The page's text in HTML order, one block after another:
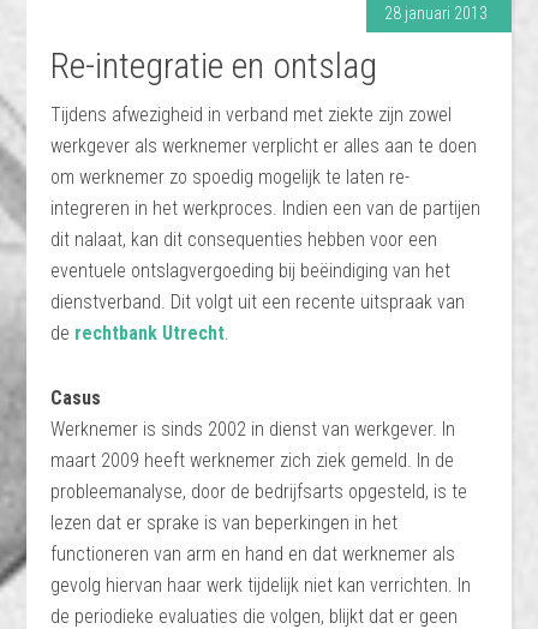
28 januari 2013
Re-integratie en ontslag
Tijdens afwezigheid in verband met ziekte zijn zowel
werkgever als werknemer verplicht er alles aan te doen
om werknemer zo spoedig mogelijk te laten re-
integreren in het werkproces. Indien een van de partijen
dit nalaat, kan dit consequenties hebben voor een
eventuele ontslagvergoeding bij beëindiging van het
dienstverband. Dit volgt uit een recente uitspraak van
de rechtbank Utrecht.
Casus
Werknemer is sinds 2002 in dienst van werkgever. In
maart 2009 heeft werknemer zich ziek gemeld. In de
probleemanalyse, door de bedrijfsarts opgesteld, is te
lezen dat er sprake is van beperkingen in het
functioneren van arm en hand en dat werknemer als
gevolg hiervan haar werk tijdelijk niet kan verrichten. In
de periodieke evaluaties die volgen, blijkt dat er geen